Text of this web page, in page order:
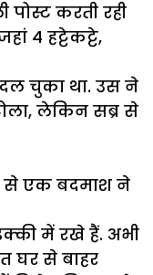
पोस्ट करती रही
4 हट्टेकट्टे,
चुका था. उस ने
, लेकिन सब्र से
से एक बदमाश ने
में रखे हैं. अभी
घर से बाहर